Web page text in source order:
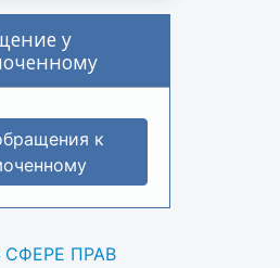
у
к
ПРАВ